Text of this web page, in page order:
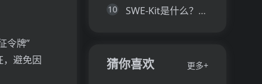
令牌”
，避免因
10 SWE-Kit是什么？一文让你看懂SWE-Kit的技术原理、主要功能、应用场景
猜你喜欢 更多+